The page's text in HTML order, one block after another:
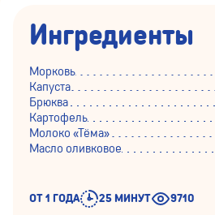
Ингредиенты
Морковь
Капуста
Брюква
Картофель
Молоко «Тёма»
Масло оливковое
ОТ 1 ГОДА 25 МИНУТ 9710